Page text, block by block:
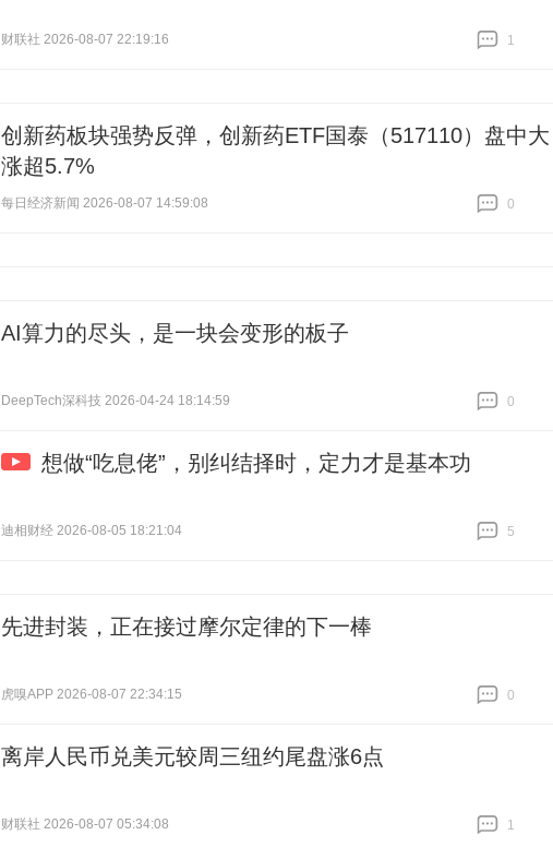
财联社 2026-08-07 22:19:16
1
创新药板块强势反弹，创新药ETF国泰（517110）盘中大
涨超5.7%
每日经济新闻 2026-08-07 14:59:08
0
AI算力的尽头，是一块会变形的板子
DeepTech深科技 2026-04-24 18:14:59
0
想做“吃息佬”，别纠结择时，定力才是基本功
迪相财经 2026-08-05 18:21:04
5
先进封装，正在接过摩尔定律的下一棒
虎嗅APP 2026-08-07 22:34:15
0
离岸人民币兑美元较周三纽约尾盘涨6点
财联社 2026-08-07 05:34:08
1